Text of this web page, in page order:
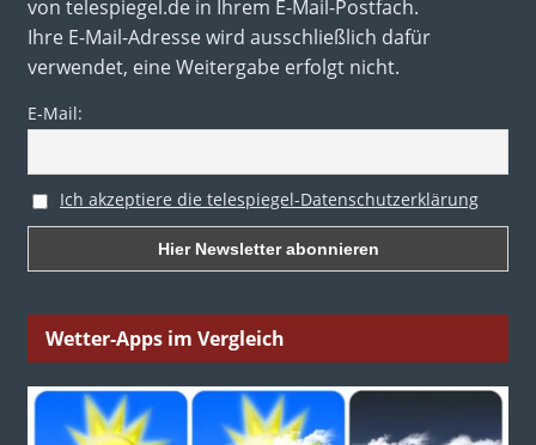
von telespiegel.de in Ihrem E-Mail-Postfach.
Ihre E-Mail-Adresse wird ausschließlich dafür
verwendet, eine Weitergabe erfolgt nicht.
E-Mail:
Ich akzeptiere die telespiegel-Datenschutzerklärung
Wetter-Apps im Vergleich